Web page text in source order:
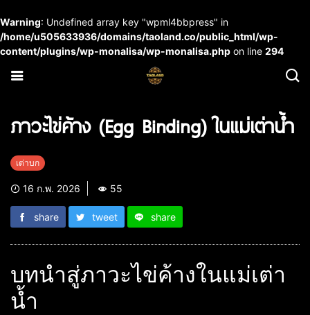
Warning: Undefined array key "wpml4bbpress" in
/home/u505633936/domains/taoland.co/public_html/wp-
content/plugins/wp-monalisa/wp-monalisa.php on line 294
ภาวะไข่ค้าง (Egg Binding) ในแม่เต่าน้ำ
เต่าบก
16 ก.พ. 2026 55
share tweet share
บทนำสู่ภาวะไข่ค้างในแม่เต่า
น้ำ